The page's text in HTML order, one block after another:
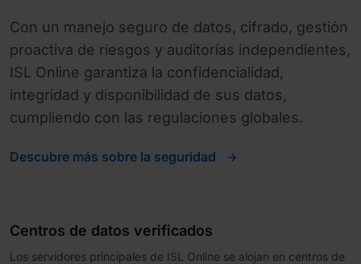
Con un manejo seguro de datos, cifrado, gestión
proactiva de riesgos y auditorías independientes,
ISL Online garantiza la confidencialidad,
integridad y disponibilidad de sus datos,
cumpliendo con las regulaciones globales.
Descubre más sobre la seguridad
Centros de datos verificados
Los servidores principales de ISL Online se alojan en centros de